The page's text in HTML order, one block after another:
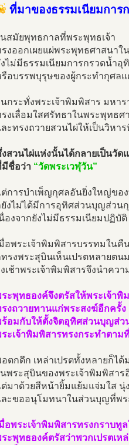
ที่มาของธรรมเนียมการ
สมัยพุทธกาลที่พระพุทธเจ้า
งออกเผยแผ่พระพุทธศาสนา
งไม่มีธรรมเนียมการกรวดน้ำ
อบรรพบุรุษของผู้กระทำกุศลแ
นกระทั่งพระเจ้าพิมพิสาร มหา
งเลื่อมใสศรัทธาในพระพุทธศ
ะทรงถวายสวนไผ่ให้เป็นวิหา
สวนไผ่แห่งนั้นได้กลายเป็นวั
ชื่อว่า “วัดพระเวฬุวัน”
ต่การบำเพ็ญกุศลอันยิ่งใหญ่ขอ
ยังไม่ได้มีการอุทิศส่วนบุญส่วน
องจากยังไม่มีธรรมเนียมปฏิบัติ
มื่อพระเจ้าพิมพิสารบรรทมในคื
ทรงพระสุบินเห็นเปรตหลายต
เช้าพระเจ้าพิมพิสารจึงนำคว
ะพุทธองค์จึงตรัสให้พระเจ้าพิ
งถวายทานแก่พระสงฆ์อีกครั้ง
อมกับให้ตั้งจิตอุทิศส่วนบุญส่ว
ะเจ้าพิมพิสารทรงกระทำตา
ตกดึก เหล่าเปรตทั้งหลายก็ได้
พระสุบินของพระเจ้าพิมพิสาร
มาด้วยสีหน้ายิ้มแย้มแจ่มใส นุ่
ละขออนุโมทนาในส่วนบุญที่พร
อพระเจ้าพิมพิสารทรงกราบทู
ะพุทธองค์ตรัสว่าพวกเปรตเห